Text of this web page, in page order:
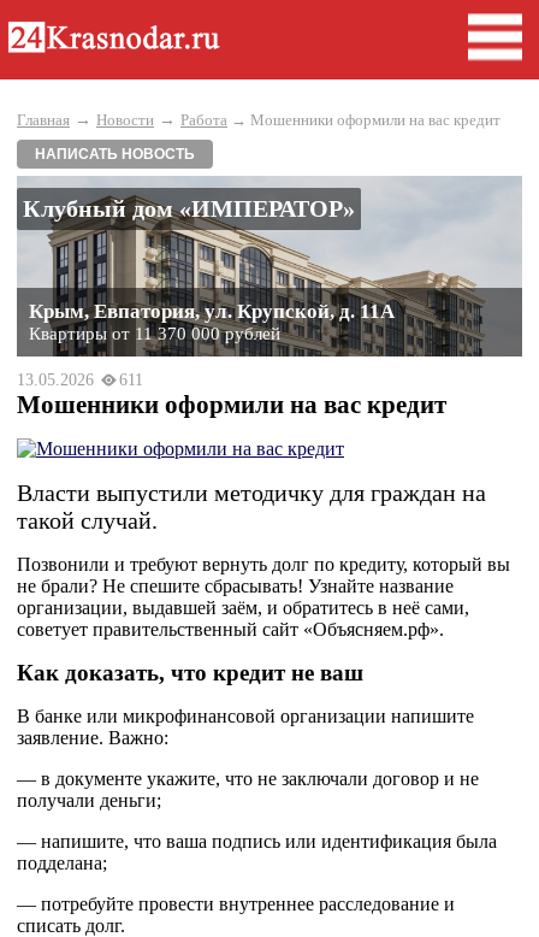
Главная → Новости → Работа → Мошенники оформили на вас кредит
НАПИСАТЬ НОВОСТЬ
Клубный дом «ИМПЕРАТОР»
Крым, Евпатория, ул. Крупской, д. 11А
Квартиры от 11 370 000 рублей
13.05.2026 611
Мошенники оформили на вас кредит
Власти выпустили методичку для граждан на
такой случай.
Позвонили и требуют вернуть долг по кредиту, который вы
не брали? Не спешите сбрасывать! Узнайте название
организации, выдавшей заём, и обратитесь в неё сами,
советует правительственный сайт «Объясняем.рф».
Как доказать, что кредит не ваш
В банке или микрофинансовой организации напишите
заявление. Важно:
— в документе укажите, что не заключали договор и не
получали деньги;
— напишите, что ваша подпись или идентификация была
подделана;
— потребуйте провести внутреннее расследование и
списать долг.